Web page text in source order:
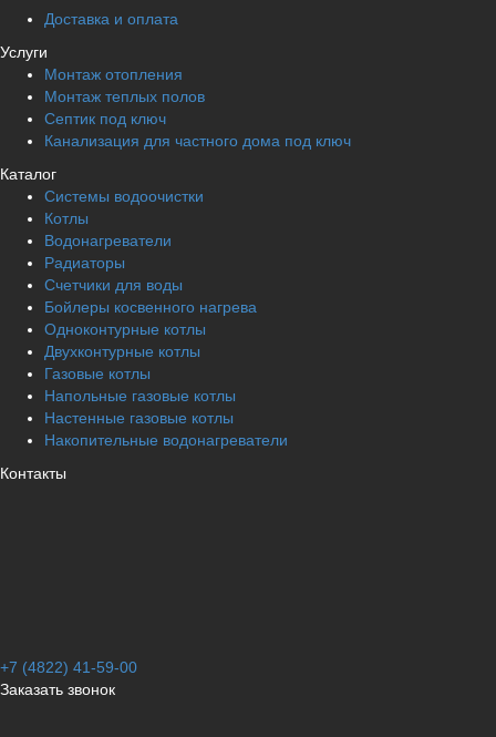
Доставка и оплата
Услуги
Монтаж отопления
Монтаж теплых полов
Септик под ключ
Канализация для частного дома под ключ
Каталог
Системы водоочистки
Котлы
Водонагреватели
Радиаторы
Cчетчики для воды
Бойлеры косвенного нагрева
Одноконтурные котлы
Двухконтурные котлы
Газовые котлы
Напольные газовые котлы
Настенные газовые котлы
Накопительные водонагреватели
Контакты
+7 (4822) 41-59-00
Заказать звонок